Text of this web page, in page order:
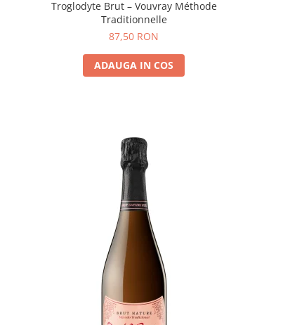
Troglodyte Brut – Vouvray Méthode
Traditionnelle
87,50 RON
ADAUGA IN COS